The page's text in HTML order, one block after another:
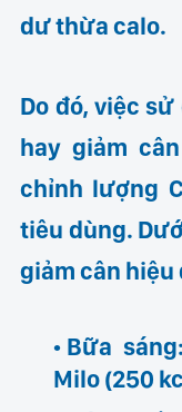
dư thừa calo.
Do đó, việc
hay giảm
chỉnh lượng
tiêu dùng.
giảm cân hiệu
Bữa
Milo (250